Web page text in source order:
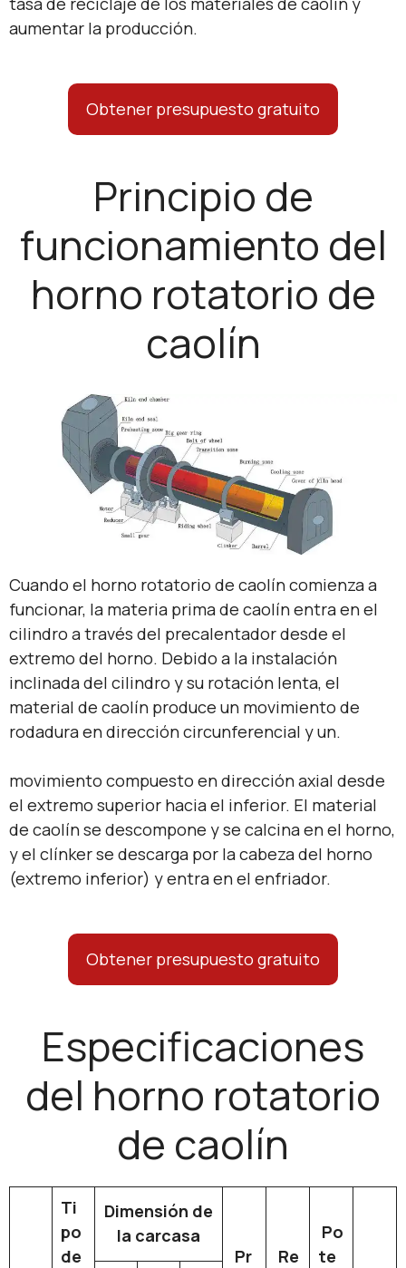
aumentar la producción.
Obtener presupuesto gratuito
Principio de
funcionamiento del
horno rotatorio de
caolín
Cuando el horno rotatorio de caolín comienza a
funcionar, la materia prima de caolín entra en el
cilindro a través del precalentador desde el
extremo del horno. Debido a la instalación
inclinada del cilindro y su rotación lenta, el
material de caolín produce un movimiento de
rodadura en dirección circunferencial y un.
movimiento compuesto en dirección axial desde
el extremo superior hacia el inferior. El material
de caolín se descompone y se calcina en el horno,
y el clínker se descarga por la cabeza del horno
(extremo inferior) y entra en el enfriador.
Obtener presupuesto gratuito
Especificaciones
del horno rotatorio
de caolín
Ti
po
de
Dimensión de
la carcasa
Pr
Re
Po
te